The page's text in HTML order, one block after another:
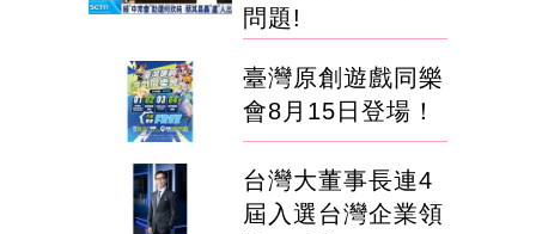
問題!
臺灣原創遊戲同樂
會8月15日登場！
台灣大董事長連4
屆入選台灣企業領